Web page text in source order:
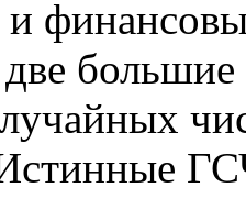
и
две